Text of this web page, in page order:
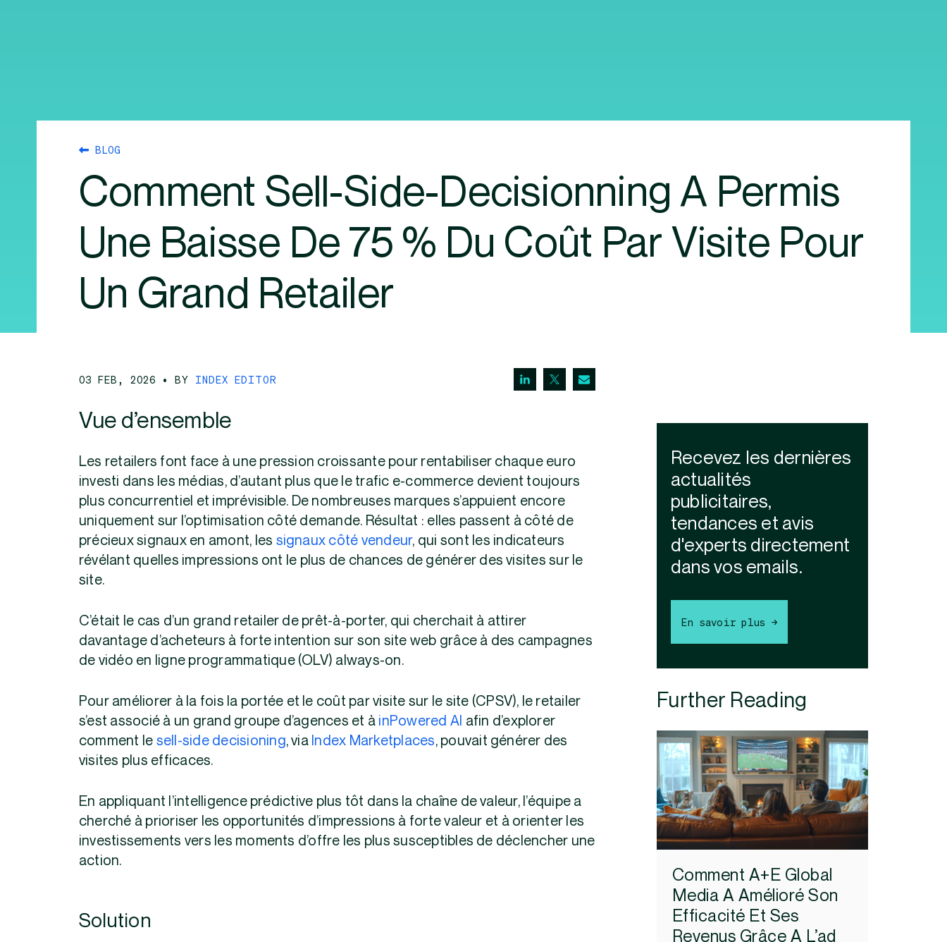
BLOG
Comment Sell-Side-Decisionning A Permis
Une Baisse De 75 % Du Coût Par Visite Pour
Un Grand Retailer
03 FEB, 2026 • BY INDEX EDITOR
Vue d’ensemble
Les retailers font face à une pression croissante pour rentabiliser chaque euro
investi dans les médias, d’autant plus que le trafic e-commerce devient toujours
plus concurrentiel et imprévisible. De nombreuses marques s’appuient encore
uniquement sur l’optimisation côté demande. Résultat : elles passent à côté de
précieux signaux en amont, les signaux côté vendeur, qui sont les indicateurs
révélant quelles impressions ont le plus de chances de générer des visites sur le
site.
C’était le cas d’un grand retailer de prêt-à-porter, qui cherchait à attirer
davantage d’acheteurs à forte intention sur son site web grâce à des campagnes
de vidéo en ligne programmatique (OLV) always-on.
Pour améliorer à la fois la portée et le coût par visite sur le site (CPSV), le retailer
s’est associé à un grand groupe d’agences et à inPowered AI afin d’explorer
comment le sell-side decisioning, via Index Marketplaces, pouvait générer des
visites plus efficaces.
En appliquant l’intelligence prédictive plus tôt dans la chaîne de valeur, l’équipe a
cherché à prioriser les opportunités d’impressions à forte valeur et à orienter les
investissements vers les moments d’offre les plus susceptibles de déclencher une
action.
Solution
Recevez les dernières
actualités
publicitaires,
tendances et avis
d'experts directement
dans vos emails.
En savoir plus →
Further Reading
Comment A+E Global
Media A Amélioré Son
Efficacité Et Ses
Revenus Grâce A L’ad